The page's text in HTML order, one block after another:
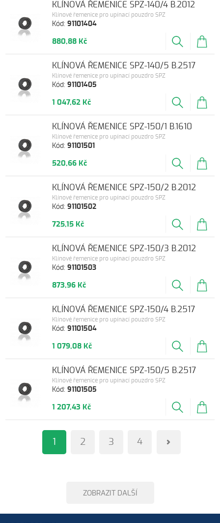
Kód:91101404
Klínové řemenice pro upínací pouzdro SPZ
KLÍNOVÁ ŘEMENICE SPZ-140/4 B.2012
880,88 Kč
Kód:91101405
Klínové řemenice pro upínací pouzdro SPZ
KLÍNOVÁ ŘEMENICE SPZ-140/5 B.2517
1 047,62 Kč
Kód:91101501
Klínové řemenice pro upínací pouzdro SPZ
KLÍNOVÁ ŘEMENICE SPZ-150/1 B.1610
520,66 Kč
Kód:91101502
Klínové řemenice pro upínací pouzdro SPZ
KLÍNOVÁ ŘEMENICE SPZ-150/2 B.2012
725,15 Kč
Kód:91101503
Klínové řemenice pro upínací pouzdro SPZ
KLÍNOVÁ ŘEMENICE SPZ-150/3 B.2012
873,96 Kč
Kód:91101504
Klínové řemenice pro upínací pouzdro SPZ
KLÍNOVÁ ŘEMENICE SPZ-150/4 B.2517
1 079,08 Kč
Kód:91101505
Klínové řemenice pro upínací pouzdro SPZ
KLÍNOVÁ ŘEMENICE SPZ-150/5 B.2517
1 207,43 Kč
1 2 3 4
ZOBRAZIT DALŠÍ